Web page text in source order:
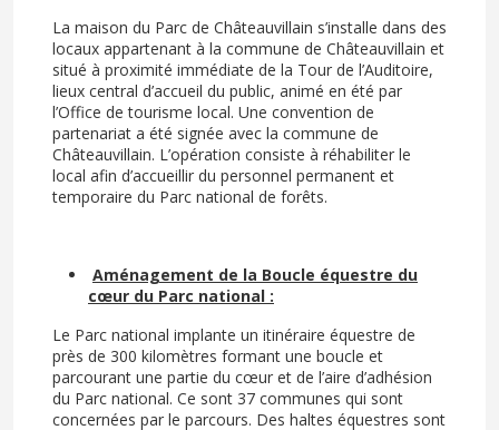
La maison du Parc de Châteauvillain s’installe dans des
locaux appartenant à la commune de Châteauvillain et
situé à proximité immédiate de la Tour de l’Auditoire,
lieux central d’accueil du public, animé en été par
l’Office de tourisme local. Une convention de
partenariat a été signée avec la commune de
Châteauvillain. L’opération consiste à réhabiliter le
local afin d’accueillir du personnel permanent et
temporaire du Parc national de forêts.
Aménagement de la Boucle équestre du
cœur du Parc national :
Le Parc national implante un itinéraire équestre de
près de 300 kilomètres formant une boucle et
parcourant une partie du cœur et de l’aire d’adhésion
du Parc national. Ce sont 37 communes qui sont
concernées par le parcours. Des haltes équestres sont